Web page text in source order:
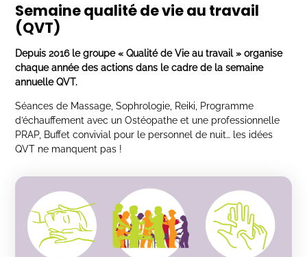
Semaine qualité de vie au travail
(QVT)
Depuis 2016 le groupe « Qualité de Vie au travail » organise
chaque année des actions dans le cadre de la semaine
annuelle QVT.
Séances de Massage, Sophrologie, Reiki, Programme
d’échauffement avec un Ostéopathe et une professionnelle
PRAP, Buffet convivial pour le personnel de nuit… les idées
QVT ne manquent pas !